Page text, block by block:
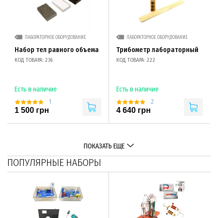
ЛАБОРАТОРНОЕ ОБОРУДОВАНИЕ
Набор тел равного объема
КОД ТОВАРА: 236
Есть в наличие
1
1 500 грн
ЛАБОРАТОРНОЕ ОБОРУДОВАНИЕ
Трибометр лабораторный
КОД ТОВАРА: 222
Есть в наличие
2
4 640 грн
ПОКАЗАТЬ ЕЩЕ
ПОПУЛЯРНЫЕ НАБОРЫ